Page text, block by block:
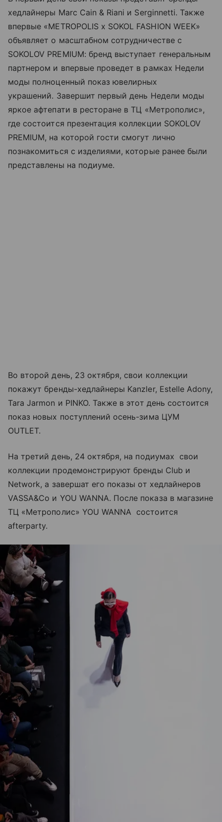
хедлайнеры Marc Cain & Riani и Serginnetti. Также
впервые «METROPOLIS x SOKOL FASHION WEEK»
объявляет о масштабном сотрудничестве с
SOKOLOV PREMIUM: бренд выступает генеральным
партнером и впервые проведет в рамках Недели
моды полноценный показ ювелирных
украшений. Завершит первый день Недели моды
яркое афтепати в ресторане в ТЦ «Метрополис»,
где состоится презентация коллекции SOKOLOV
PREMIUM, на которой гости смогут лично
познакомиться с изделиями, которые ранее были
представлены на подиуме.
Во второй день, 23 октября, свои коллекции
покажут бренды-хедлайнеры Kanzler, Estelle Adony,
Tara Jarmon и PINKO. Также в этот день состоится
показ новых поступлений осень-зима ЦУМ
OUTLET.
На третий день, 24 октября, на подиумах свои
коллекции продемонстрируют бренды Club и
Network, а завершат его показы от хедлайнеров
VASSA&Co и YOU WANNA. После показа в магазине
ТЦ «Метрополис» YOU WANNA состоится
afterparty.